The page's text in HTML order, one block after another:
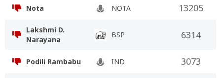
Nota NOTA 13205
Lakshmi D.
Narayana
BSP 6314
Podili Rambabu IND 3073